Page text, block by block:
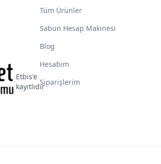
Etbis'e
kayıtlıdır
Tüm Ürünler
Sabun Hesap Makinesi
Blog
Hesabım
Siparişlerim